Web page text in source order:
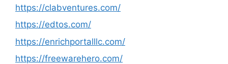
https://clabventures.com/
https://edtos.com/
https://enrichportalllc.com/
https://freewarehero.com/